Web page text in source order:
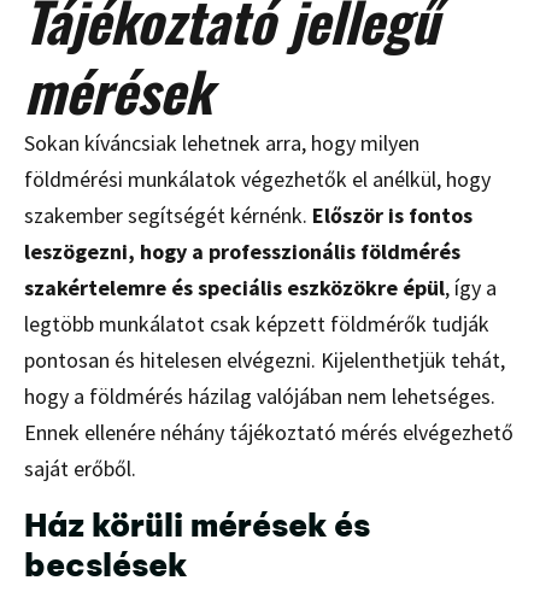
Tájékoztató jellegű
mérések
Sokan kíváncsiak lehetnek arra, hogy milyen
földmérési munkálatok végezhetők el anélkül, hogy
szakember segítségét kérnénk. Először is fontos
leszögezni, hogy a professzionális földmérés
szakértelemre és speciális eszközökre épül, így a
legtöbb munkálatot csak képzett földmérők tudják
pontosan és hitelesen elvégezni. Kijelenthetjük tehát,
hogy a földmérés házilag valójában nem lehetséges.
Ennek ellenére néhány tájékoztató mérés elvégezhető
saját erőből.
Ház körüli mérések és
becslések